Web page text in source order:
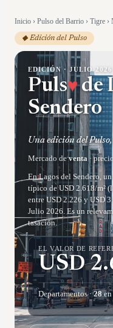
Inicio › Pulso del Barrio › Tigre ›
◆ Edición del Pulso
EDICIÓN · JULIO 2026
Puls♥de
Sendero
Una edición del
Mercado deventa ·
En Lagos del Sendero,
típico de USD 2.618/m²
entre USD 2.226 y USD
Julio 2026. Es un
tasación.
EL VALOR DE
USD
Departamentos·28en